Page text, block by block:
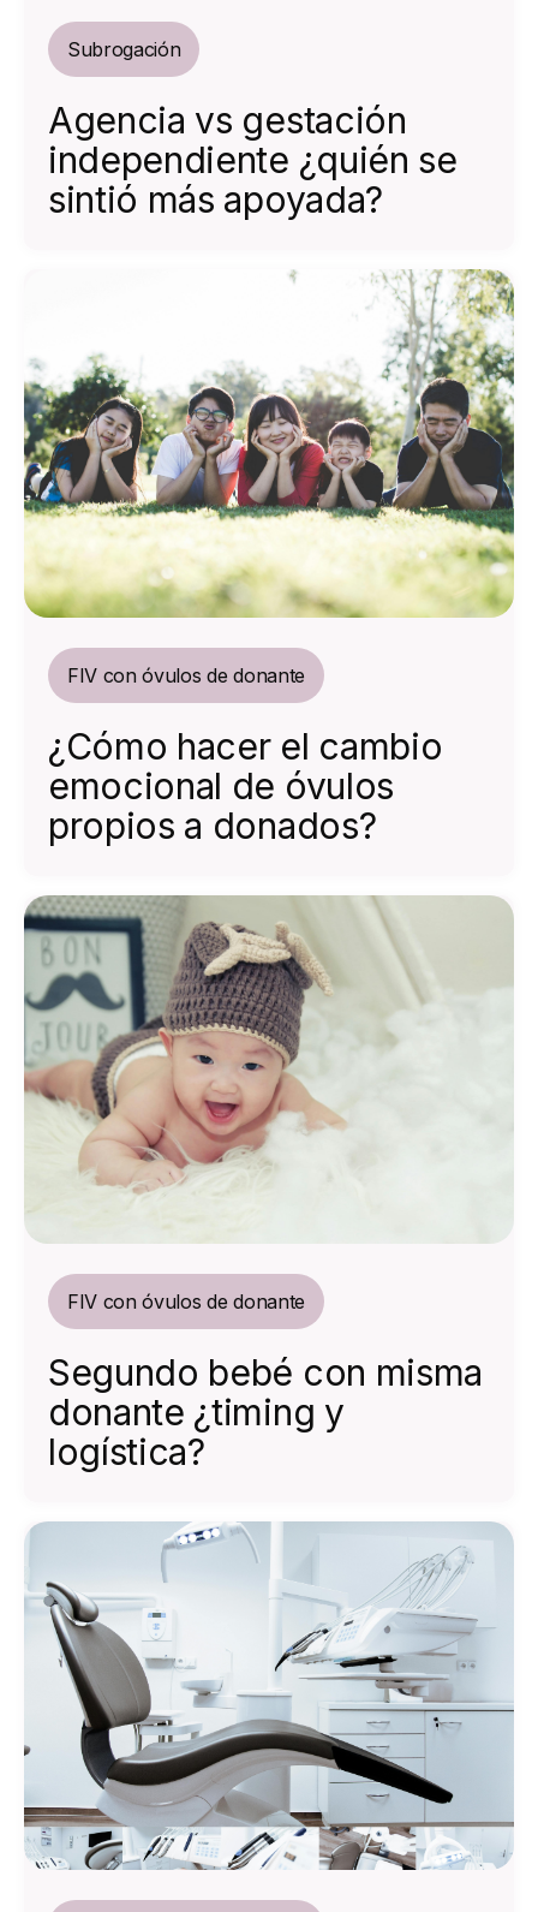
Subrogación
Agencia vs gestación
independiente ¿quién se
sintió más apoyada?
FIV con óvulos de donante
¿Cómo hacer el cambio
emocional de óvulos
propios a donados?
FIV con óvulos de donante
Segundo bebé con misma
donante ¿timing y
logística?